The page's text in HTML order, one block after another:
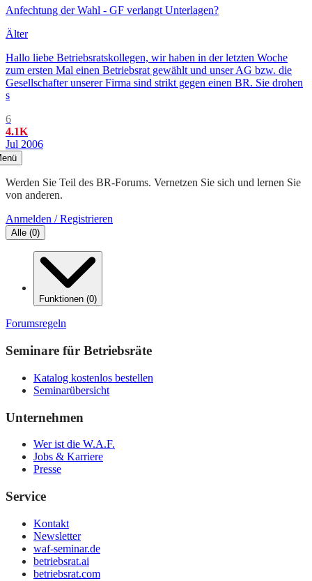
Anfechtung der Wahl - GF verlangt Unterlagen?
Älter
Hallo liebe Betriebsratskollegen, wir haben in der letzten Woche
zum ersten Mal einen Betriebsrat gewählt und unser AG bzw. die
Gesellschafter unserer Firma sind strikt gegen einen BR. Sie drohen
s
6
4.1K
Jul 2006
Werden Sie Teil des BR-Forums. Vernetzen Sie sich und lernen Sie
von anderen.
Anmelden / Registrieren
Alle (0)
Funktionen (0)
Forumsregeln
Seminare für Betriebsräte
Katalog kostenlos bestellen
Seminarübersicht
Unternehmen
Wer ist die W.A.F.
Jobs & Karriere
Presse
Service
Kontakt
Newsletter
waf-seminar.de
betriebsrat.ai
betriebsrat.com